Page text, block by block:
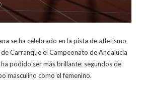
se ha celebrado en la pista de atletismo
Carranque el Campeonato de Andalucía
ha podido ser más brillante: segundos de
masculino como el femenino.